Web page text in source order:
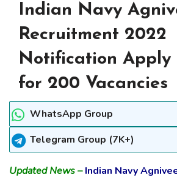
Indian Navy
Recruitment 2022
Notification Apply
for 200 Vacancies
WhatsApp Group
Telegram Group (7K+)
Updated News –Indian Navy